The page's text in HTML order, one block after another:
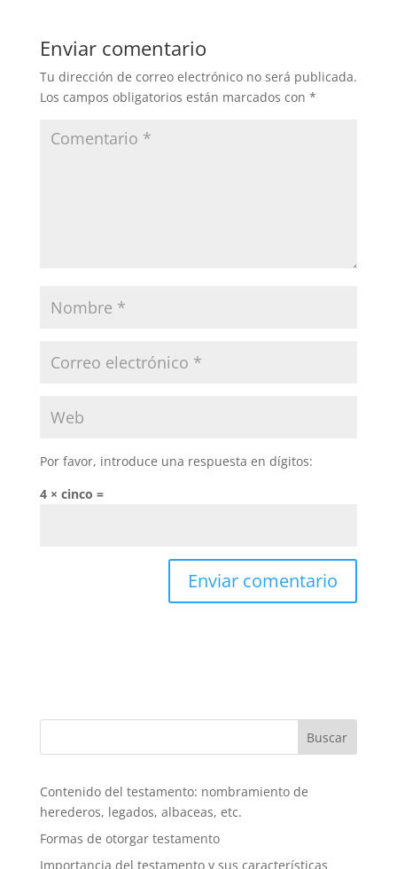
Enviar comentario
Tu dirección de correo electrónico no será publicada.
Los campos obligatorios están marcados con *
Por favor, introduce una respuesta en dígitos:
4 × cinco =
Buscar
Contenido del testamento: nombramiento de
herederos, legados, albaceas, etc.
Formas de otorgar testamento
Importancia del testamento y sus características